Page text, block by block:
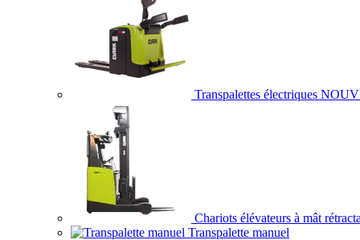
Transpalettes électriques
Chariots élévateurs à mât
Transpalette manuel